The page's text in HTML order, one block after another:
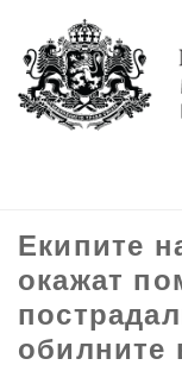
Моля,
обърнете
със
система
Екипите
окажат
обилните